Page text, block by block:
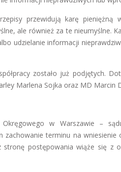
przewidują karę pieniężną
ale również za te nieumyślne.
udzielanie informacji
zostało już podjętych.
Marlena Sojka oraz MD Marcin
w Warszawie –
terminu na wniesienie
stronę postępowania wiąże się z